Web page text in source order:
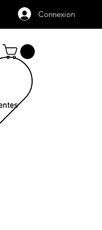
Connexion